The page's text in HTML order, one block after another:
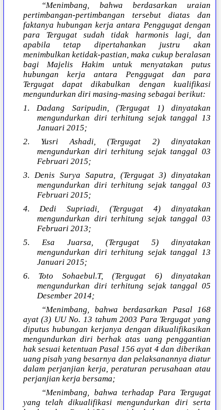
“Menimbang, bahwa berdasarkan uraian
pertimbangan-pertimbangan tersebut diatas dan
faktanya hubungan kerja antara Penggugat dengan
para Tergugat sudah tidak harmonis lagi, dan
apabila tetap dipertahankan justru akan
menimbulkan ketidak-pastian, maka cukup beralasan
bagi Majelis Hakim untuk menyatakan putus
hubungan kerja antara Penggugat dan para
Tergugat dapat dikabulkan dengan kualifikasi
mengundurkan diri masing-masing sebagai berikut:
1. Dadang Saripudin, (Tergugat 1) dinyatakan
mengundurkan diri terhitung sejak tanggal 13
Januari 2015;
2. Yusri Ashadi, (Tergugat 2) dinyatakan
mengundurkan diri terhitung sejak tanggal 03
Februari 2015;
3. Denis Surya Saputra, (Tergugat 3) dinyatakan
mengundurkan diri terhitung sejak tanggal 03
Februari 2015;
4. Dedi Supriadi, (Tergugat 4) dinyatakan
mengundurkan diri terhitung sejak tanggal 03
Februari 2013;
5. Esa Juarsa, (Tergugat 5) dinyatakan
mengundurkan diri terhitung sejak tanggal 13
Januari 2015;
6. Toto Sohaebul.T, (Tergugat 6) dinyatakan
mengundurkan diri terhitung sejak tanggal 05
Desember 2014;
“Menimbang, bahwa berdasarkan Pasal 168
ayat (3) UU No. 13 tahum 2003 Para Tergugat yang
diputus hubungan kerjanya dengan dikualifikasikan
mengundurkan diri berhak atas uang penggantian
hak sesuai ketentuan Pasal 156 ayat 4 dan diberikan
uang pisah yang besarnya dan pelaksanannya diatur
dalam perjanjian kerja, peraturan perusahaan atau
perjanjian kerja bersama;
“Menimbang, bahwa terhadap Para Tergugat
yang telah dikualifikasi mengundurkan diri serta